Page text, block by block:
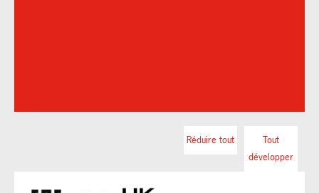
Tout
développer
Réduire tout